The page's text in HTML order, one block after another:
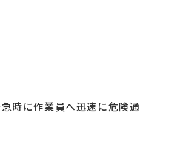
時に作業員へ迅速に危険通